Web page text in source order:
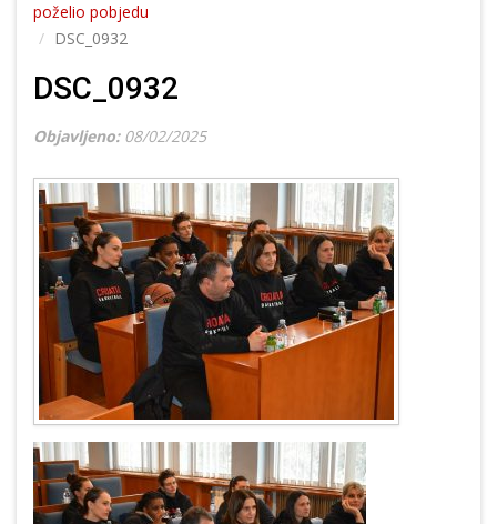
poželio pobjedu
DSC_0932
DSC_0932
Objavljeno: 08/02/2025